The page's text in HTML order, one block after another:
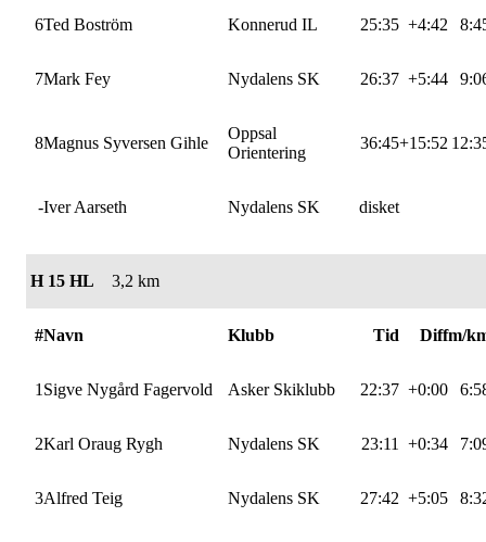
6Ted Boström Konnerud IL 25:35 +4:42
7Mark Fey Nydalens SK 26:37 +5:44
8Magnus Syversen Gihle
Oppsal
Orientering
36:45+15:52
-Iver Aarseth Nydalens SK disket
H 15 HL 3,2 km
#Navn Klubb Tid Diffm/
1 Sigve Nygård Fagervold Asker Skiklubb 22:37 +0:00
2Karl Oraug Rygh Nydalens SK 23:11 +0:34
3Alfred Teig Nydalens SK 27:42 +5:05